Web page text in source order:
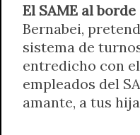
El SAME al
Bernabei,
sistema de
entredicho con
empleados del
amante, a tus